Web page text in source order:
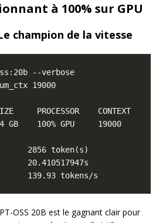
à 100% sur GPU
champion de la vitesse
OSS 20B est le gagnant clair pour